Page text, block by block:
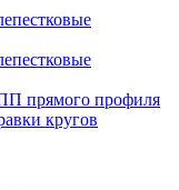
прямого профиля
кругов